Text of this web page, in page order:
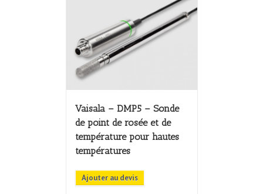
Vaisala – DMP5 – Sonde
de point de rosée et de
température pour hautes
températures
Ajouter au devis